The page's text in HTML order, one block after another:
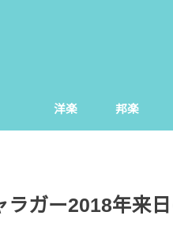
洋楽 邦楽
ラガー2018年来